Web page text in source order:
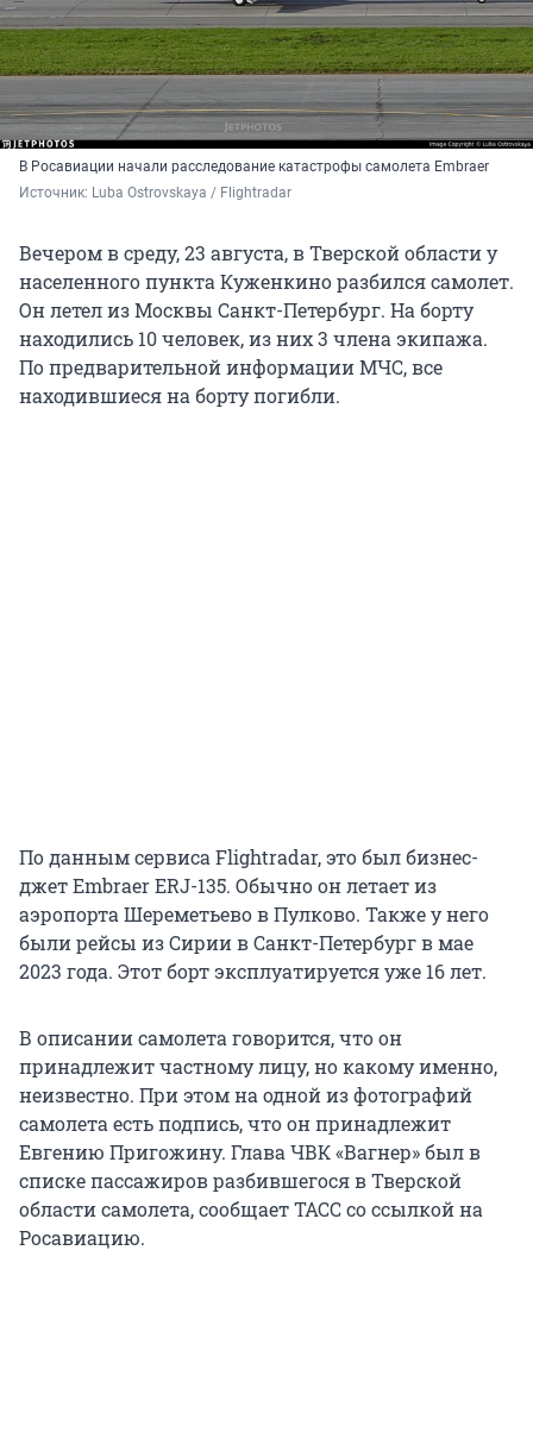
В Росавиации начали расследование катастрофы самолета Embraer
Источник: Luba Ostrovskaya / Flightradar
Вечером в среду, 23 августа, в Тверской области у
населенного пункта Куженкино разбился самолет.
Он летел из Москвы Санкт-Петербург. На борту
находились 10 человек, из них 3 члена экипажа.
По предварительной информации МЧС, все
находившиеся на борту погибли.
По данным сервиса Flightradar, это был бизнес-
джет Embraer ERJ-135. Обычно он летает из
аэропорта Шереметьево в Пулково. Также у него
были рейсы из Сирии в Санкт-Петербург в мае
2023 года. Этот борт эксплуатируется уже 16 лет.
В описании самолета говорится, что он
принадлежит частному лицу, но какому именно,
неизвестно. При этом на одной из фотографий
самолета есть подпись, что он принадлежит
Евгению Пригожину. Глава ЧВК «Вагнер» был в
списке пассажиров разбившегося в Тверской
области самолета, сообщает ТАСС со ссылкой на
Росавиацию.